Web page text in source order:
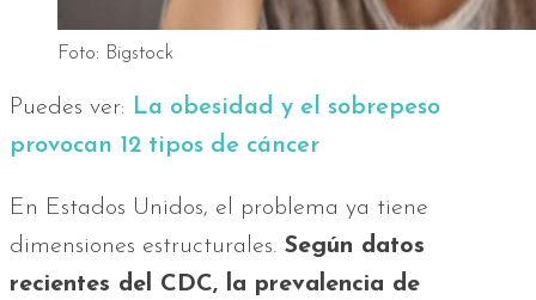
Foto: Bigstock
Puedes ver: La obesidad y el sobrepeso
provocan 12 tipos de cáncer
En Estados Unidos, el problema ya tiene
dimensiones estructurales. Según datos
recientes del CDC, la prevalencia de